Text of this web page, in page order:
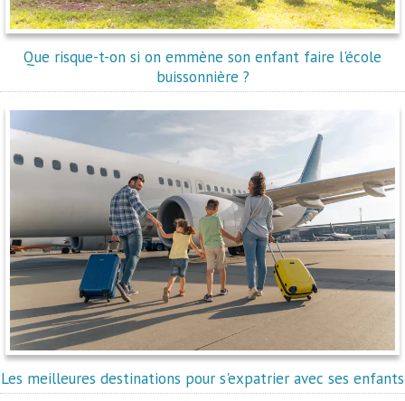
Que risque-t-on si on emmène son enfant faire l'école
buissonnière ?
Les meilleures destinations pour s'expatrier avec ses enfants